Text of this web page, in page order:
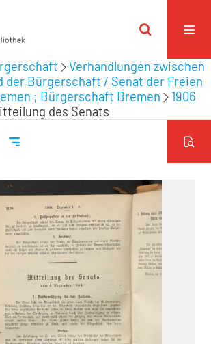
Verhandlungen zwischen
der Bürgerschaft / Senat der Freien
; Bürgerschaft Bremen
1906
des Senats